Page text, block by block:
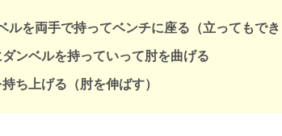
ルを両手で持ってベンチに座る（立ってもでき
ンベルを持っていって肘を曲げる
ち上げる（肘を伸ばす）